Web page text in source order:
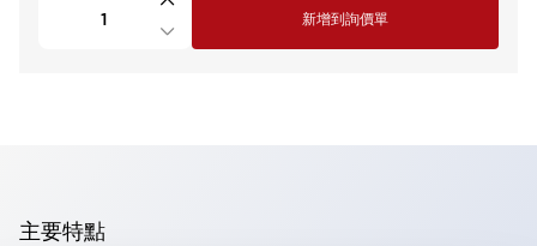
新增到詢價單
主要特點